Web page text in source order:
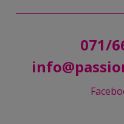
071/